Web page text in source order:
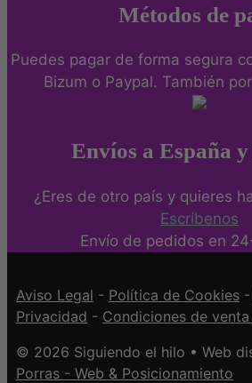
Métodos de
Puedes pagar de forma segura
Bizum o Paypal. También
Envíos a España
¿Eres de otro país y quieres
Escríbenos
Envío de pedidos en
Aviso Legal - Política de Cookies -
Privacidad - Condiciones de
© 2026 Siguiendo el hilo • Web
Porras - Web & Posicionamiento